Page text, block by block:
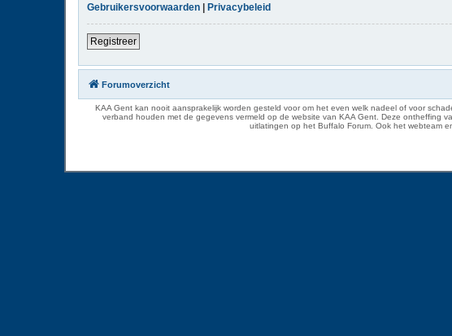
Gebruikersvoorwaarden | Privacybeleid
Registreer
Forumoverzicht
KAA Gent kan nooit aansprakelijk worden gesteld voor om het even welk nadeel of voor
verband houden met de gegevens vermeld op de website van KAA Gent. Deze ontheffing
uitlatingen op het Buffalo Forum. Ook het webteam